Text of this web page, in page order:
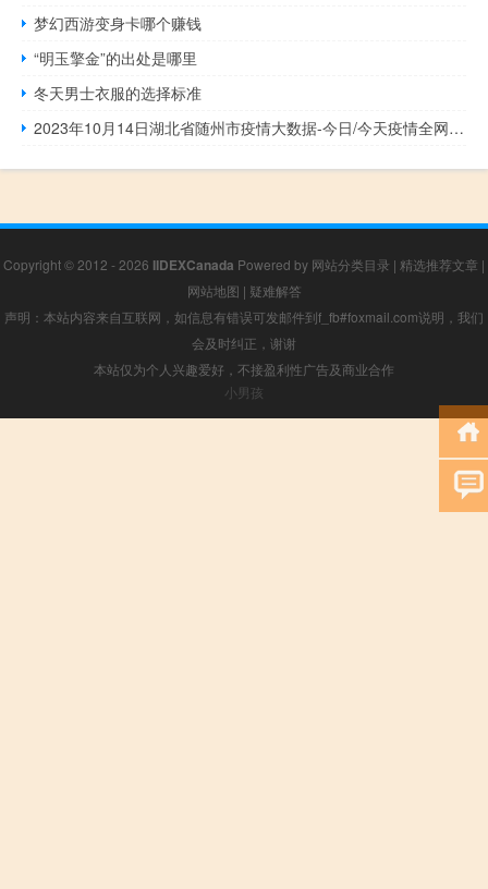
梦幻西游变身卡哪个赚钱
“明玉擎金”的出处是哪里
冬天男士衣服的选择标准
2023年10月14日湖北省随州市疫情大数据-今日/今天疫情全网搜索最新实时消息动态情况通知播报
Copyright © 2012 - 2026 IIDEXCanada Powered by 网站分类目录 | 精选推荐文章 |
网站地图 | 疑难解答
声明：本站内容来自互联网，如信息有错误可发邮件到f_fb#foxmail.com说明，我们
会及时纠正，谢谢
本站仅为个人兴趣爱好，不接盈利性广告及商业合作
小男孩